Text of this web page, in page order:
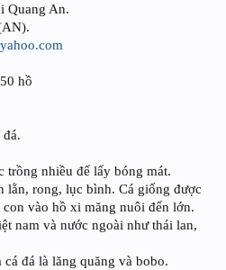
Quang An.
hồ
trồng nhiều để lấy bóng mát.
lằn, rong, lục bình. Cá giống được
vào hồ xi măng nuôi đến lớn.
nam và nước ngoài như thái lan,
đá là lăng quăng và bobo.